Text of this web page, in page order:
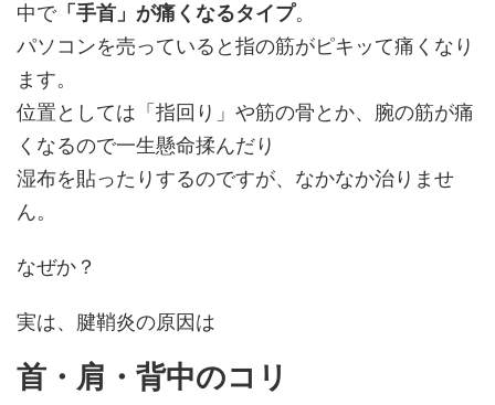
中で「手首」が痛くなるタイプ。
パソコンを売っていると指の筋がピキッて痛くなり
ます。
位置としては「指回り」や筋の骨とか、腕の筋が痛
くなるので一生懸命揉んだり
湿布を貼ったりするのですが、なかなか治りませ
ん。
なぜか？
実は、腱鞘炎の原因は
首・肩・背中のコリ